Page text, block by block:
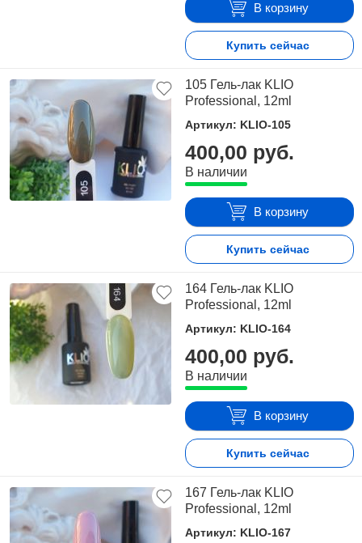
В корзину
Купить сейчас
105 Гель-лак KLIO
Professional, 12ml
Артикул: KLIO-105
400,00 руб.
В наличии
В корзину
Купить сейчас
164 Гель-лак KLIO
Professional, 12ml
Артикул: KLIO-164
400,00 руб.
В наличии
В корзину
Купить сейчас
167 Гель-лак KLIO
Professional, 12ml
Артикул: KLIO-167